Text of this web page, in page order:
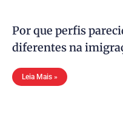
Por que perfis
diferentes na
Leia Mais »